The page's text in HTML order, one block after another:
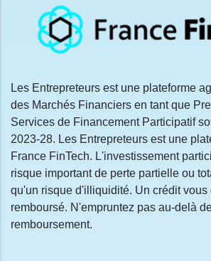
Les Entrepreteurs est une plateforme
des Marchés Financiers en tant que
Services de Financement Participatif
2023-28. Les Entrepreteurs est une
France FinTech. L'investissement
risque important de perte partielle ou
qu'un risque d'illiquidité. Un crédit vous
remboursé. N'empruntez pas au-delà
remboursement.